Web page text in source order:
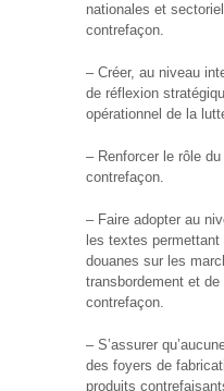
nationales et
contrefaçon.
– Créer, au niveau
de réflexion
opérationnel de la
– Renforcer le rôle
contrefaçon.
– Faire adopter au
les textes
douanes sur les
transbordement et
contrefaçon.
– S’assurer
des foyers de
produits